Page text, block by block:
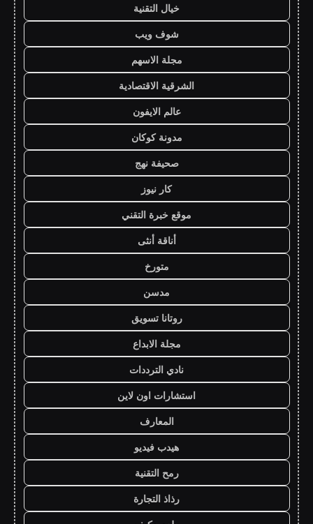
خيال التقنية
شوف ويب
مجلة الاسهم
الشرقية الاقتصادية
عالم الايفون
مدونة كوكان
صحيفة نهج
كار نيوز
موقع خبرة التقني
أناقة أنثى
متورخ
مدسن
روتانا تسويق
مجلة الابداع
نادي الترددات
استشارات اون لاين
المعارف
هيدب فيديو
رمح التقنية
رذاذ التجارة